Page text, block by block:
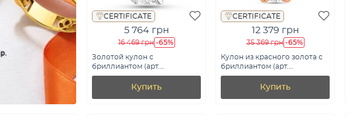
CERTIFICATE
5 764 грн
16 469 грн -65%
Золотой кулон с
бриллиантом (арт.
П011170010б)
Купить
CERTIFICATE
12 379 грн
35 369 грн -65%
Кулон из красного золота с
бриллиантом (арт.
П011162010)
Купить